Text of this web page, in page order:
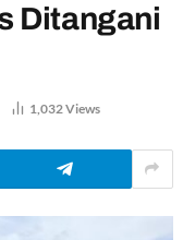
Ditangani
1,032Views